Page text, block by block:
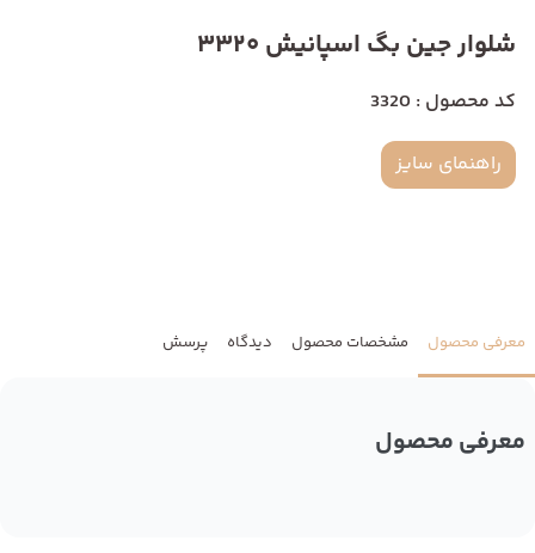
شلوار جین بگ اسپانیش 3320
کد محصول : 3320
راهنمای سایز
معرفی محصول مشخصات محصول دیدگاه پرسش
معرفی محصول